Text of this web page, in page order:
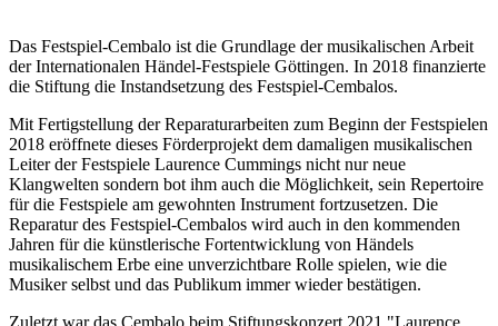
Das Festspiel-Cembalo ist die Grundlage der musikalischen Arbeit
der Internationalen Händel-Festspiele Göttingen. In 2018 finanzierte
die Stiftung die Instandsetzung des Festspiel-Cembalos.
Mit Fertigstellung der Reparaturarbeiten zum Beginn der Festspielen
2018 eröffnete dieses Förderprojekt dem damaligen musikalischen
Leiter der Festspiele Laurence Cummings nicht nur neue
Klangwelten sondern bot ihm auch die Möglichkeit, sein Repertoire
für die Festspiele am gewohnten Instrument fortzusetzen. Die
Reparatur des Festspiel-Cembalos wird auch in den kommenden
Jahren für die künstlerische Fortentwicklung von Händels
musikalischem Erbe eine unverzichtbare Rolle spielen, wie die
Musiker selbst und das Publikum immer wieder bestätigen.
Zuletzt war das Cembalo beim Stiftungskonzert 2021 "Laurence